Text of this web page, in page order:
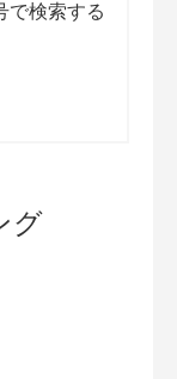
で検索する
グ